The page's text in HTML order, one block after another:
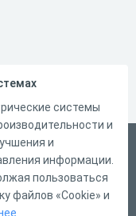
системы
и
и
информации.
пользоваться
файлов «Cookie» и